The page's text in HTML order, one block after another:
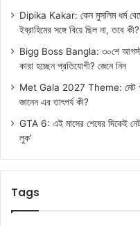
Dipika Kakar: কেন মুসলিম ধর্ম
ইব্রাহিমের সঙ্গে বিয়ে ছিল না, তবে
Bigg Boss Bangla: ৩০শে আগস্ট
কারা হচ্ছেন প্রতিযোগী? জেনে নিন
Met Gala 2027 Theme: মেট
জানেন এর তাৎপর্য কী?
GTA 6: এই মাসের শেষের দিকেই
লুক’
Tags